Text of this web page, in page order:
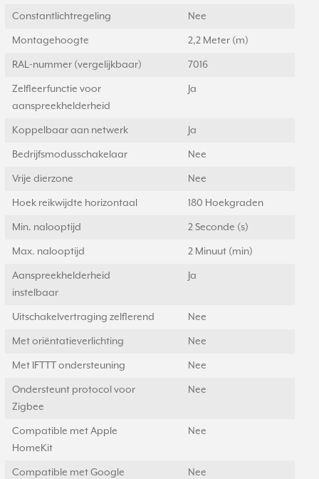
Constantlichtregeling Nee
Montagehoogte 2,2 Meter (m)
RAL-nummer (vergelijkbaar) 7016
Zelfleerfunctie voor
aanspreekhelderheid
Ja
Koppelbaar aan netwerk Ja
Bedrijfsmodusschakelaar Nee
Vrije dierzone Nee
Hoek reikwijdte horizontaal 180 Hoekgraden
Min. nalooptijd 2 Seconde (s)
Max. nalooptijd 2 Minuut (min)
Aanspreekhelderheid
instelbaar
Ja
Uitschakelvertraging zelflerend Nee
Met oriëntatieverlichting Nee
Met IFTTT ondersteuning Nee
Ondersteunt protocol voor
Zigbee
Nee
Compatible met Apple
HomeKit
Nee
Compatible met Google
Nee